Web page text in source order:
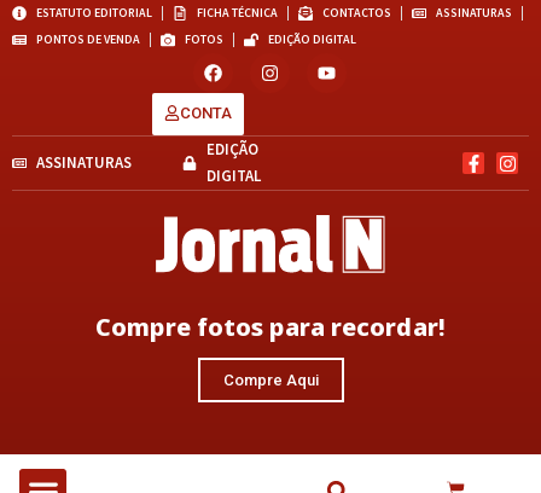
ESTATUTO EDITORIAL FICHA TÉCNICA CONTACTOS
ASSINATURAS
PONTOS DE VENDA
FOTOS EDIÇÃO DIGITAL
CONTA
ASSINATURAS
EDIÇÃO
DIGITAL
Compre fotos para recordar!
Compre Aqui